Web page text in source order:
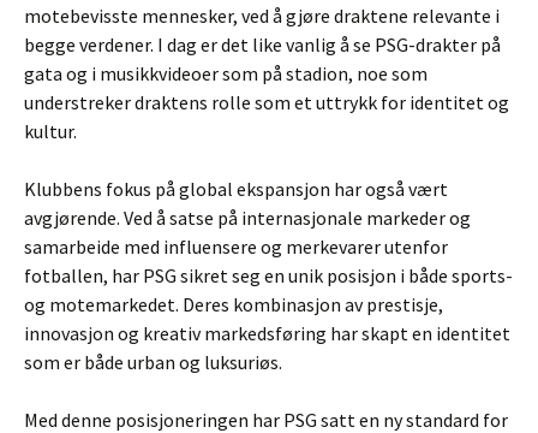
motebevisste mennesker, ved å gjøre draktene relevante i
begge verdener. I dag er det like vanlig å se PSG-drakter på
gata og i musikkvideoer som på stadion, noe som
understreker draktens rolle som et uttrykk for identitet og
kultur.
Klubbens fokus på global ekspansjon har også vært
avgjørende. Ved å satse på internasjonale markeder og
samarbeide med influensere og merkevarer utenfor
fotballen, har PSG sikret seg en unik posisjon i både sports-
og motemarkedet. Deres kombinasjon av prestisje,
innovasjon og kreativ markedsføring har skapt en identitet
som er både urban og luksuriøs.
Med denne posisjoneringen har PSG satt en ny standard for